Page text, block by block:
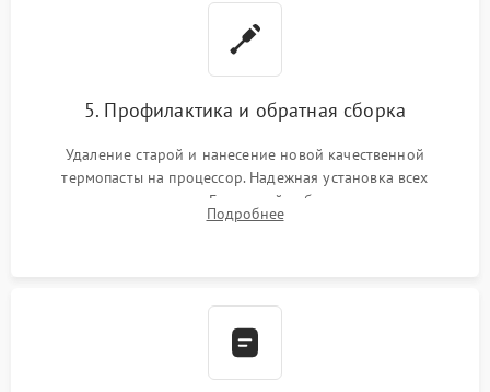
5. Профилактика и обратная сборка
Удаление старой и нанесение новой качественной
термопасты на процессор. Надежная установка всех
комплектующих в слоты. Грамотный кабель-менеджмент для
обеспечения правильной циркуляции воздуха внутри
Подробнее